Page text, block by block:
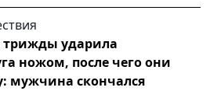
ударила
ножом, после чего они
мужчина скончался